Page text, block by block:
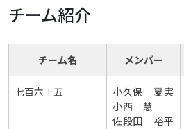
チーム紹介
チーム名 メンバー
七百六十五
小久保 夏実
小西 慧
佐段田 裕平